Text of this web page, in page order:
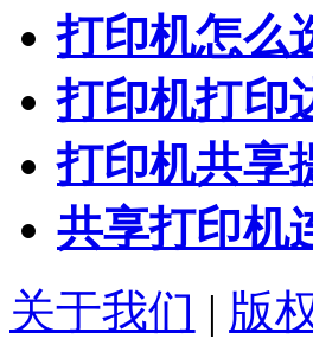
打印机怎么
打印机打印
打印机共享
共享打印机
关于我们 | 版